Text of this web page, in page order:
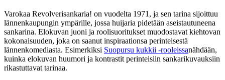
Varokaa Revolverisankaria! on vuodelta 1971, ja sen tarina sijoittuu
lännenkaupungin ympärille, jossa huijaria pidetään aseistautuneena
sankarina. Elokuvan juoni ja roolisuoritukset muodostavat kiehtovan
kokonaisuuden, joka on saanut inspiraationsa perinteisestä
lännenkomediasta. Esimerkiksi Suopursu kukkii -rooleissanähdään,
kuinka elokuvan huumori ja kontrastit perinteisiin sankarikuvauksiin
rikastuttavat tarinaa.